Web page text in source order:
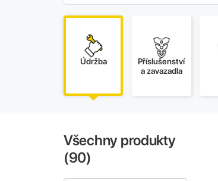
Údržba
Příslušenství
a zavazadla
Všechny produkty
(90)